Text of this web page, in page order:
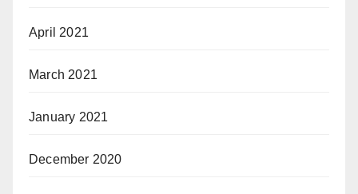
April 2021
March 2021
January 2021
December 2020